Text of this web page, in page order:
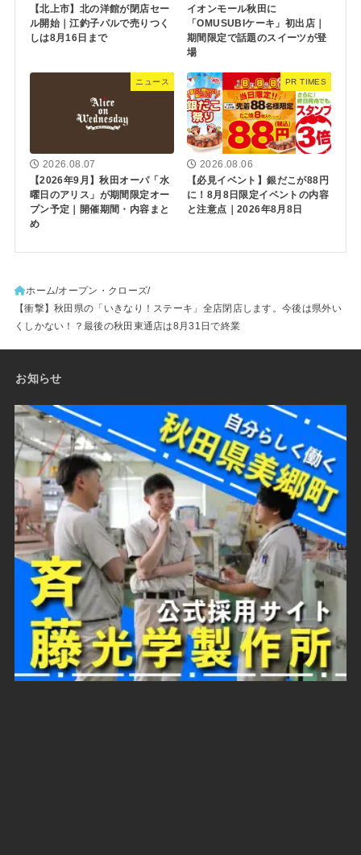
【北上市】北の洋館が閉店セー
ル開始｜江釣子パルで売りつく
しは8月16日まで
イオンモール秋田に
「OMUSUBIケーキ」初出店｜
期間限定で話題のスイーツが登
場
ニュース
2026.08.07
【2026年9月】秋田オーパ「水
曜日のアリス」が期間限定オー
プン予定｜開催期間・内容まと
め
PR TIMES
2026.08.06
【必見イベント】銀だこが88円
に！8月8日限定イベントの内容
と注意点｜2026年8月8日
ホーム オープン・クローズ
【衝撃】秋田県の「いきなり！ステーキ」全店閉店します。今後は県外い
くしかない！？最後の秋田東通店は8月31日で終業
お知らせ